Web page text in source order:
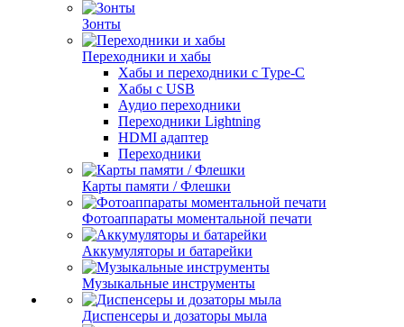
Зонты
Переходники и хабы
Хабы и переходники с Type-C
Хабы с USB
Аудио переходники
Переходники Lightning
HDMI адаптер
Переходники
Карты памяти / Флешки
Фотоаппараты моментальной печати
Аккумуляторы и батарейки
Музыкальные инструменты
Диспенсеры и дозаторы мыла